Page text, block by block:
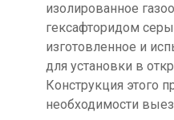
изолированное
гексафторидом
изготовленное и
для установки в
Конструкция этого
необходимости